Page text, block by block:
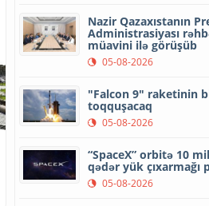
Nazir Qazaxıstanın
Administrasiyası
müavini ilə görüşüb
05-08-2026
"Falcon 9" raketinin
toqquşacaq
05-08-2026
“SpaceX” orbitə 10
qədər yük çıxarmağı
05-08-2026